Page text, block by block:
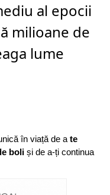
al epocii
milioane de
lume
în viață de a te
boli și de a-ți continua